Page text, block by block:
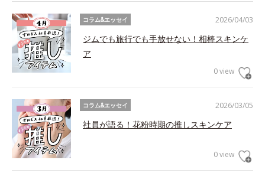
2026/04/03
コラム&エッセイ
ジムでも旅行でも手放せない！相棒スキンケ
ア
0 view
2026/03/05
コラム&エッセイ
社員が語る！花粉時期の推しスキンケア
0 view